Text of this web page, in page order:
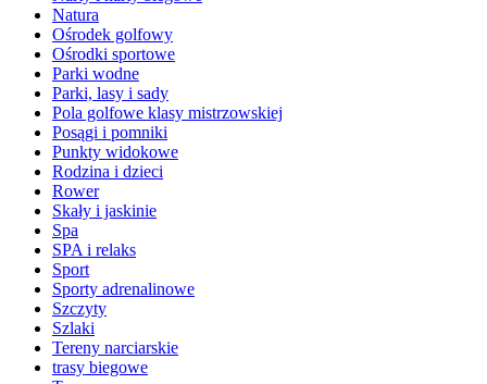
Natura
Ośrodek golfowy
Ośrodki sportowe
Parki wodne
Parki, lasy i sady
Pola golfowe klasy mistrzowskiej
Posągi i pomniki
Punkty widokowe
Rodzina i dzieci
Rower
Skały i jaskinie
Spa
SPA i relaks
Sport
Sporty adrenalinowe
Szczyty
Szlaki
Tereny narciarskie
trasy biegowe